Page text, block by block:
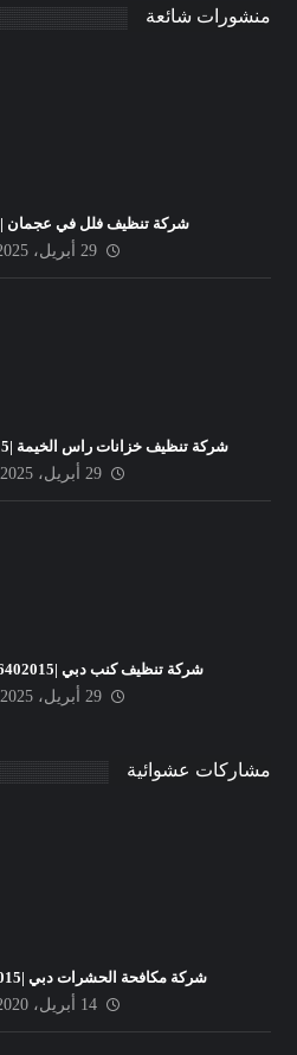
منشورات شائعة
شركة تنظيف فلل في عجمان |0526402015| تعقيم
29 أبريل، 2025
شركة تنظيف خزانات راس الخيمة |0526402015| تعقيم وتطهير
29 أبريل، 2025
شركة تنظيف كنب دبي |0526402015| تنظيف المجالس
29 أبريل، 2025
مشاركات عشوائية
شركة مكافحة الحشرات دبي |0526402015|شركة المجد
14 أبريل، 2020